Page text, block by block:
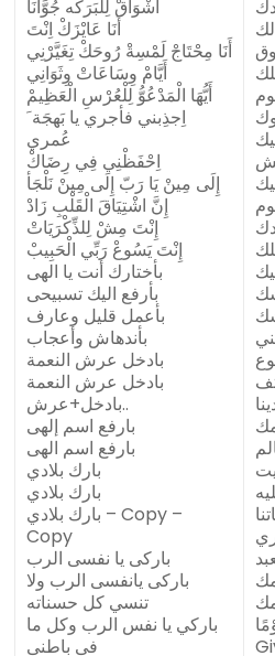
أَشْوَاقْ لِلْبَرَكَه جُوَّانَا
أَنَا عَايْزَكْ اِنْتَ
أَنَا مِحْتَاجْ لَمْسِةْ رُوحَكْ تِغَيَّرْنِي
أَيَّامْ وِسَاعَاتْ وِثَوَانِي
أَيُّهَا الْمَدْعُوُّ لِلْعُرْسِ الْعَظِيمْ
اِجذِبني فأجري يا بَهجَة َ
عُمري
اِحْفَظْنِي فِي رِضَاكْ
إِلَى مِينْ يَا رَبّ إِلَى مِينْ نَلْجَأ
إِنَّ اشْتِيَاقَ الْقَلْبِ زَادْ
إِنْتَ مِشْ لِلذِّكْرَيَاتْ
إِنْتَ يَسُوعْ رَبِّي الْحَبِيبْ
بأختارك أنت يا الهى
بأرفع اليك تسبيحى
بأعمل قليل وعارف
بأندهاش وأعجاب
بادخل عرش النعمة
بادخل عرش النعمة
بادخل+عرش..
بارفع اسم إلهى
بارفع اسم الهى
بارك بلادي
بارك بلادي
بارك بلادي – Copy –
Copy
باركى يا نفسى الرب
باركى يانفسى الرب ولا
تنسي كل حسناته
باركي يا نفس الرب وكل ما
فى باطنى